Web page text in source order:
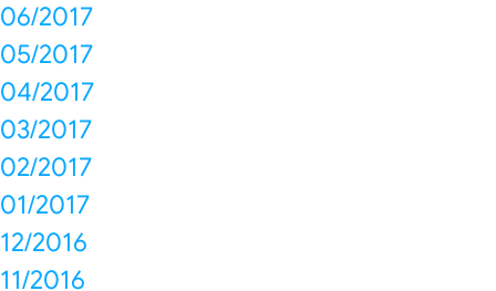
06/2017
05/2017
04/2017
03/2017
02/2017
01/2017
12/2016
11/2016